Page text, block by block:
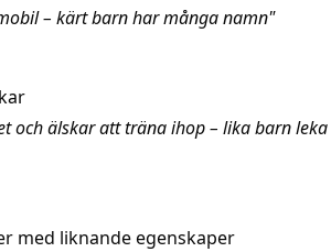
– kärt barn har många namn"
och älskar att träna ihop – lika barn leka
med liknande egenskaper